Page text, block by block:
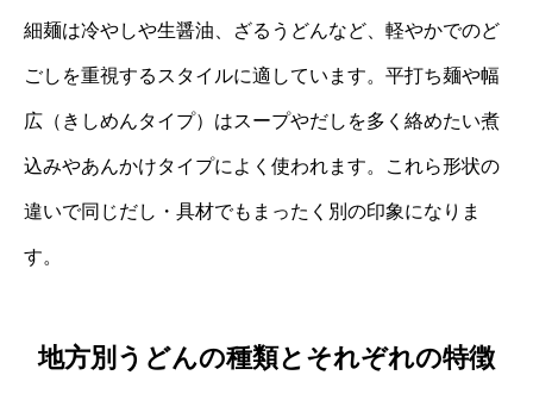
細麺は冷やしや生醤油、ざるうどんなど、軽やかでのど
ごしを重視するスタイルに適しています。平打ち麺や幅
広（きしめんタイプ）はスープやだしを多く絡めたい煮
込みやあんかけタイプによく使われます。これら形状の
違いで同じだし・具材でもまったく別の印象になりま
す。
地方別うどんの種類とそれぞれの特徴